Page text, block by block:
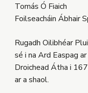
Tomás Ó Fiaich
Foilseacháin Ábhair
Rugadh Oilibhéar
sé i na Ard Easpag
Droichead Átha i
ar a shaol.